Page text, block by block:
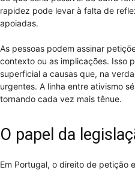
rapidez pode levar à falta de
apoiadas.
As pessoas podem assinar
contexto ou as implicações. Isso
superficial a causas que, na
urgentes. A linha entre ativismo
tornando cada vez mais tênue.
O papel da
Em Portugal, o direito de petição